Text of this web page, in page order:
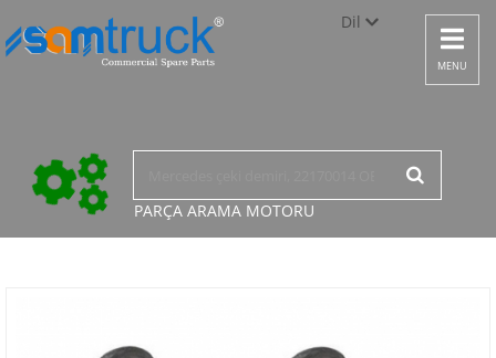
Dil
Türkçe
English
Toggle
MENU
PARÇA ARAMA MOTORU